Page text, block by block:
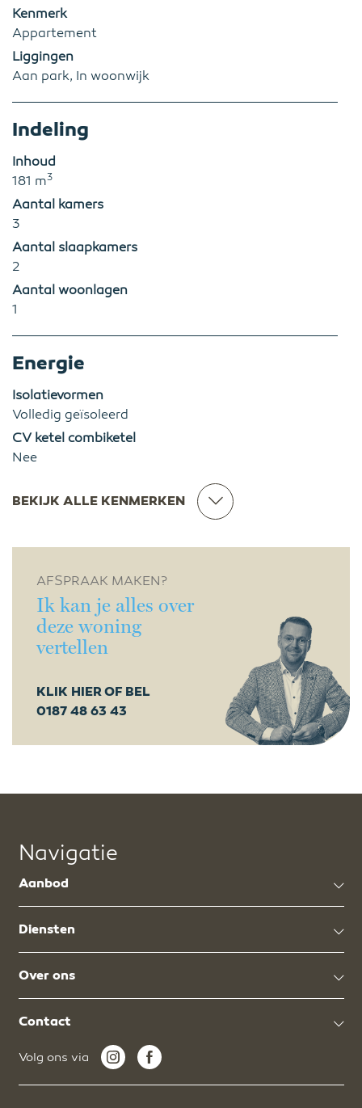
Kenmerk
Appartement
Liggingen
Aan park, In woonwijk
Indeling
Inhoud
181 m3
Aantal kamers
3
Aantal slaapkamers
2
Aantal woonlagen
1
Energie
Isolatievormen
Volledig geïsoleerd
CV ketel combiketel
Nee
BEKIJK ALLE KENMERKEN
AFSPRAAK MAKEN?
Ik kan je alles over
deze woning
vertellen
KLIK HIER OF BEL
0187 48 63 43
Navigatie
Aanbod
Diensten
Over ons
Contact
Volg ons via